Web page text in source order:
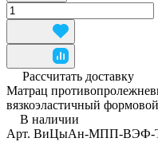
Рассчитать доставку
Матрац
вязкоэластичный
В наличии
Арт. ВиЦыАн-МПП-ВЭФ-